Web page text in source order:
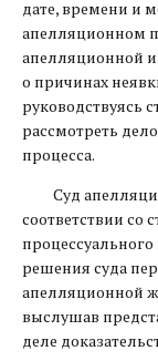
дате, времени и
апелляционном
апелляционной
о причинах
руководствуясь
рассмотреть
процесса.
Суд
соответствии со
решения суда
апелляционной
выслушав
деле